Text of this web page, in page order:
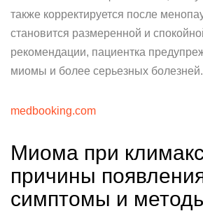
также корректируется после
становится размеренной и
рекомендации, пациентка
миомы и более серьезных болезней.
medbooking.com
Миома при
причины
симптомы и